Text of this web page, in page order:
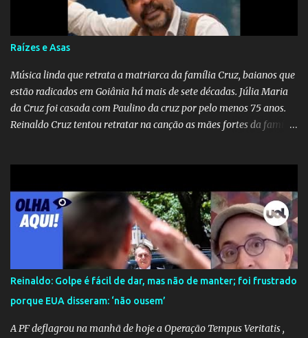
Tamanha é a seriedade do problema que o governo do estado
precisou criar uma força-tarefa para checar e desmentir as
desinformações, chegando ao ponto de o governo federal pedir
O Negacionismo Climático da Extrema Direita Essa disseminação
de fake news não é uma surpresa, pois faz parte de um padrão...
Raízes e Asas
Música linda que retrata a matriarca da família Cruz, baianos que
estão radicados em Goiânia há mais de sete décadas. Júlia Maria
da Cruz foi casada com Paulino da cruz por pelo menos 75 anos.
Reinaldo Cruz tentou retratar na canção as mães fortes da família
Reinaldo: Golpe é fácil de dar, mas não de manter; foi frustrado
porque EUA disseram: ‘não ousem’
A PF deflagrou na manhã de hoje a Operação Tempus Veritatis ,